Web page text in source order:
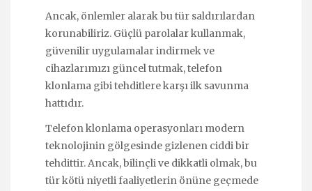
Ancak, önlemler alarak bu tür saldırılardan
korunabiliriz. Güçlü parolalar kullanmak,
güvenilir uygulamalar indirmek ve
cihazlarımızı güncel tutmak, telefon
klonlama gibi tehditlere karşı ilk savunma
hattıdır.
Telefon klonlama operasyonları modern
teknolojinin gölgesinde gizlenen ciddi bir
tehdittir. Ancak, bilinçli ve dikkatli olmak, bu
tür kötü niyetli faaliyetlerin önüne geçmede